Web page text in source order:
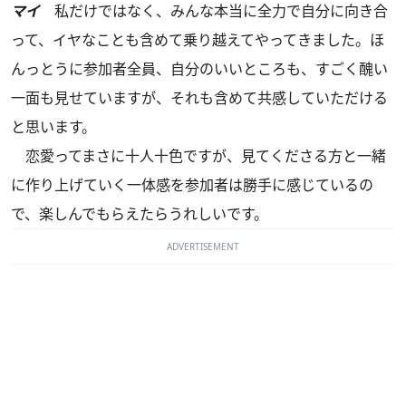
マイ私だけではなく、みんな本当に全力で自分に向き合
って、イヤなことも含めて乗り越えてやってきました。ほ
んっとうに参加者全員、自分のいいところも、すごく醜い
一面も見せていますが、それも含めて共感していただける
と思います。
恋愛ってまさに十人十色ですが、見てくださる方と一緒
に作り上げていく一体感を参加者は勝手に感じているの
で、楽しんでもらえたらうれしいです。
ADVERTISEMENT